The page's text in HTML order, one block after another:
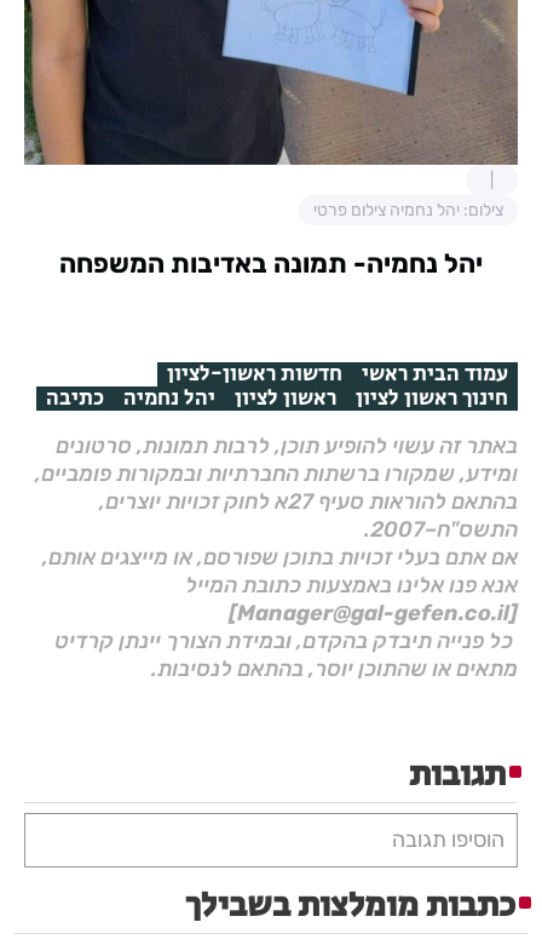
צילום: יהל נחמיה צילום פרטי
יהל נחמיה- תמונה באדיבות המשפחה
עמוד הבית ראשי חדשות ראשון-לציון
חינוך ראשון לציון ראשון לציון יהל נחמיה כתיבה
באתר זה עשוי להופיע תוכן, לרבות תמונות, סרטונים
ומידע, שמקורו ברשתות החברתיות ובמקורות פומביים,
בהתאם להוראות סעיף 27א לחוק זכויות יוצרים,
התשס"ח–2007.
אם אתם בעלי זכויות בתוכן שפורסם, או מייצגים אותם,
אנא פנו אלינו באמצעות כתובת המייל
[Manager@gal-gefen.co.il]
כל פנייה תיבדק בהקדם, ובמידת הצורך יינתן קרדיט
מתאים או שהתוכן יוסר, בהתאם לנסיבות.
תגובות
הוסיפו תגובה
כתבות מומלצות בשבילך